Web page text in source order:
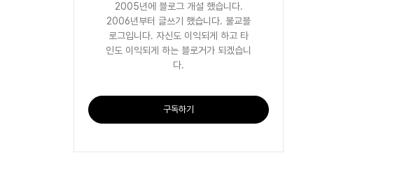
2005년에 블로그 개설 했습니다.
2006년부터 글쓰기 했습니다. 불교블
로그입니다. 자신도 이익되게 하고 타
인도 이익되게 하는 블로거가 되겠습니
다.
구독하기